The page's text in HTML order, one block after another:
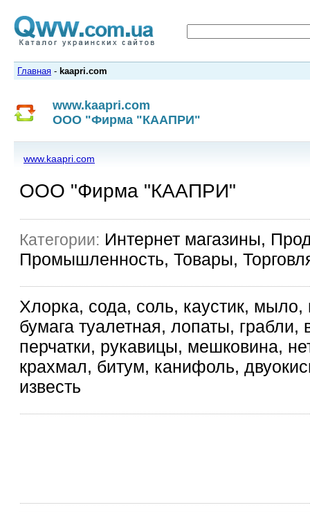
Главная - kaapri.com
www.kaapri.com
ООО "Фирма "КААПРИ"
www.kaapri.com
ООО "Фирма "КААПРИ"
Категории: Интернет магазины,
Промышленность, Товары,
Хлорка, сода, соль, каустик,
бумага туалетная, лопаты,
перчатки, рукавицы, мешковина,
крахмал, битум, канифоль,
известь